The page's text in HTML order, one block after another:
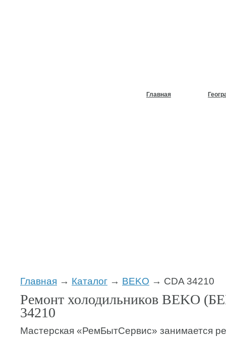
Главная
Главная → Каталог → BEKO → CDA 34210
Ремонт холодильников BEKO
34210
Мастерская «РемБытСервис» занимается